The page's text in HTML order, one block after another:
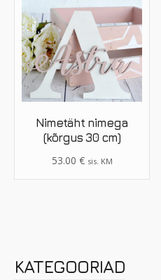
KATEGOORIAD
Nimetäht nimega
(kõrgus 30 cm)
53.00 € sis. KM